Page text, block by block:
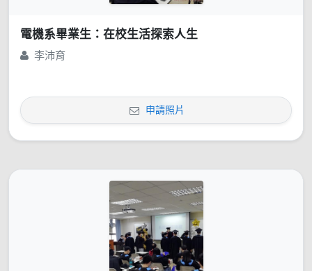
電機系畢業生：在校生活探索人生
李沛育
申請照片